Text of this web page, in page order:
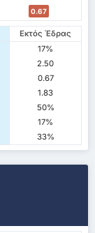
0.67
Εκτός Έδρας
17%
2.50
0.67
1.83
50%
17%
33%